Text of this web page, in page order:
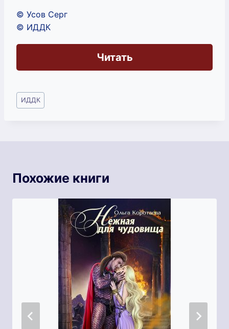
© Усов Серг
© ИДДК
Читать
Метки
записи:
ИДДК
Похожие книги